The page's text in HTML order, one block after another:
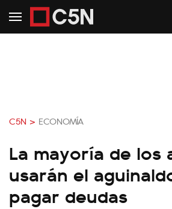
C5N > ECONOMÍA
La mayoría de los
usarán el
pagar deudas